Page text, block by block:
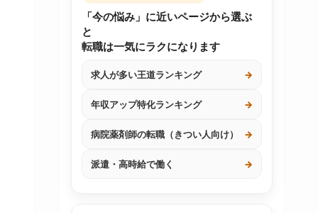
「今の悩み」に近いページから選ぶ
と
転職は一気にラクになります
求人が多い王道ランキング →
年収アップ特化ランキング →
病院薬剤師の転職（きつい人向け） →
派遣・高時給で働く →